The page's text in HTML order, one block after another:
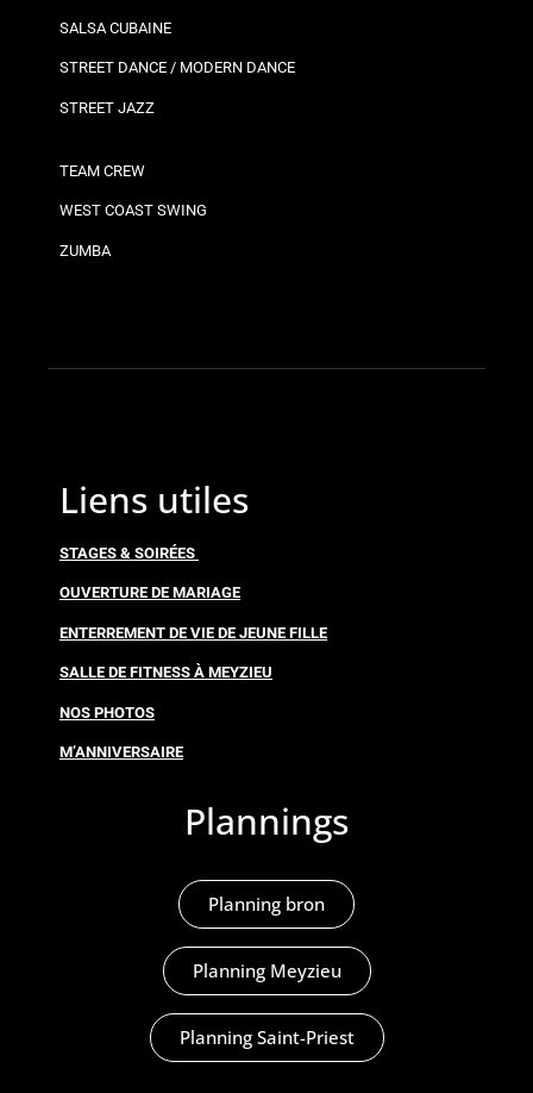
SALSA CUBAINE
STREET DANCE / MODERN DANCE
STREET JAZZ
TEAM CREW
WEST COAST SWING
ZUMBA
Liens utiles
STAGES & SOIRÉES
OUVERTURE DE MARIAGE
ENTERREMENT DE VIE DE JEUNE FILLE
SALLE DE FITNESS À MEYZIEU
NOS PHOTOS
M’ANNIVERSAIRE
Plannings
Planning bron
Planning Meyzieu
Planning Saint-Priest